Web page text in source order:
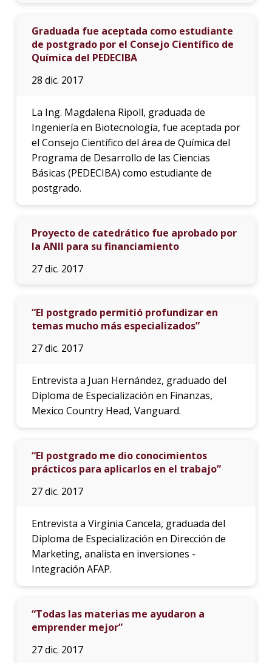
Graduada fue aceptada como estudiante
de postgrado por el Consejo Científico de
Química del PEDECIBA
28 dic. 2017
La Ing. Magdalena Ripoll, graduada de
Ingeniería en Biotecnología, fue aceptada por
el Consejo Científico del área de Química del
Programa de Desarrollo de las Ciencias
Básicas (PEDECIBA) como estudiante de
postgrado.
Proyecto de catedrático fue aprobado por
la ANII para su financiamiento
27 dic. 2017
“El postgrado permitió profundizar en
temas mucho más especializados”
27 dic. 2017
Entrevista a Juan Hernández, graduado del
Diploma de Especialización en Finanzas,
Mexico Country Head, Vanguard.
“El postgrado me dio conocimientos
prácticos para aplicarlos en el trabajo”
27 dic. 2017
Entrevista a Virginia Cancela, graduada del
Diploma de Especialización en Dirección de
Marketing, analista en inversiones -
Integración AFAP.
“Todas las materias me ayudaron a
emprender mejor”
27 dic. 2017